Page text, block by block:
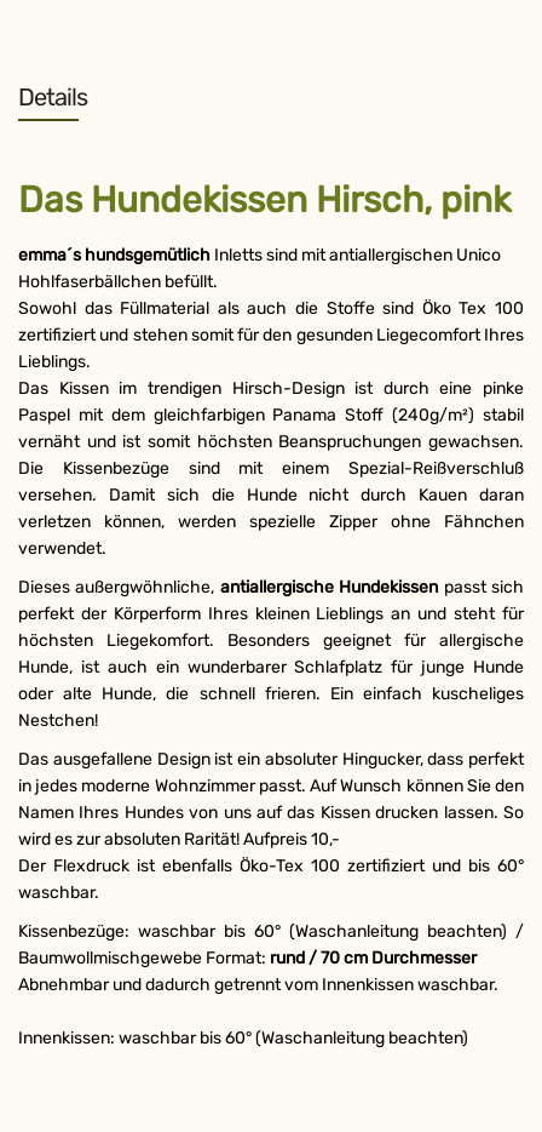
Details
Das Hundekissen Hirsch, pink
emma´s hundsgemütlich Inletts sind mit antiallergischen Unico
Hohlfaserbällchen befüllt.
Sowohl das Füllmaterial als auch die Stoffe sind Öko Tex 100
zertifiziert und stehen somit für den gesunden Liegecomfort Ihres
Lieblings.
Das Kissen im trendigen Hirsch-Design ist durch eine pinke
Paspel mit dem gleichfarbigen Panama Stoff (240g/m²) stabil
vernäht und ist somit höchsten Beanspruchungen gewachsen.
Die Kissenbezüge sind mit einem Spezial-Reißverschluß
versehen. Damit sich die Hunde nicht durch Kauen daran
verletzen können, werden spezielle Zipper ohne Fähnchen
verwendet.
Dieses außergwöhnliche, antiallergische Hundekissen passt sich
perfekt der Körperform Ihres kleinen Lieblings an und steht für
höchsten Liegekomfort. Besonders geeignet für allergische
Hunde, ist auch ein wunderbarer Schlafplatz für junge Hunde
oder alte Hunde, die schnell frieren. Ein einfach kuscheliges
Nestchen!
Das ausgefallene Design ist ein absoluter Hingucker, dass perfekt
in jedes moderne Wohnzimmer passt. Auf Wunsch können Sie den
Namen Ihres Hundes von uns auf das Kissen drucken lassen. So
wird es zur absoluten Rarität! Aufpreis 10,-
Der Flexdruck ist ebenfalls Öko-Tex 100 zertifiziert und bis 60°
waschbar.
Kissenbezüge: waschbar bis 60° (Waschanleitung beachten) /
Baumwollmischgewebe Format: rund / 70 cm Durchmesser
Abnehmbar und dadurch getrennt vom Innenkissen waschbar.
Innenkissen: waschbar bis 60° (Waschanleitung beachten)